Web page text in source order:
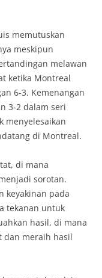
memutuskan
meskipun
melawan
ketika Montreal
6-3. Kemenangan
3-2 dalam seri
menyelesaikan
di Montreal.
di mana
sorotan.
keyakinan pada
tekanan untuk
hasil, di mana
dan meraih hasil